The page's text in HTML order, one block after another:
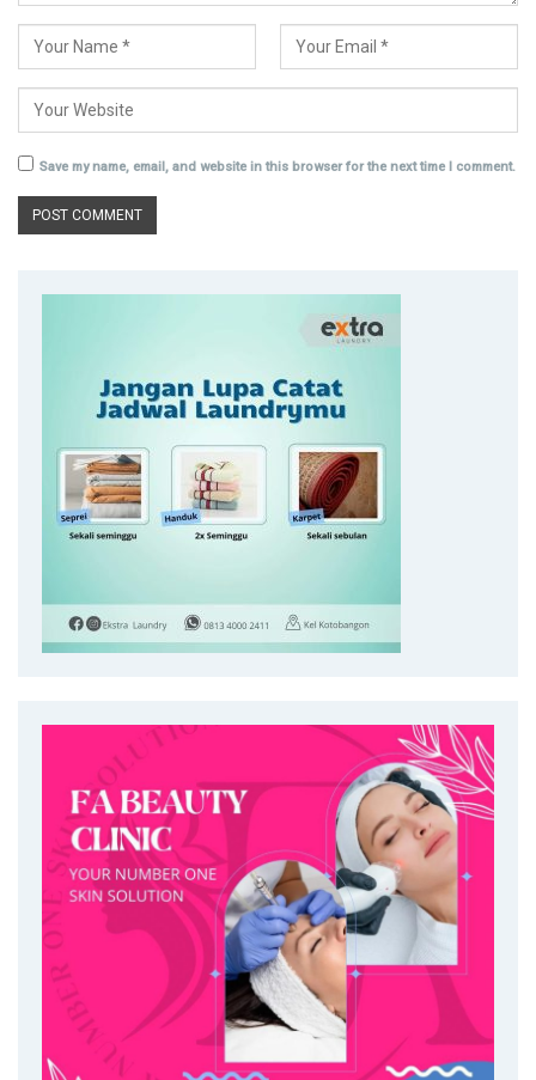
Save my name, email, and website in this browser for the next time I comment.